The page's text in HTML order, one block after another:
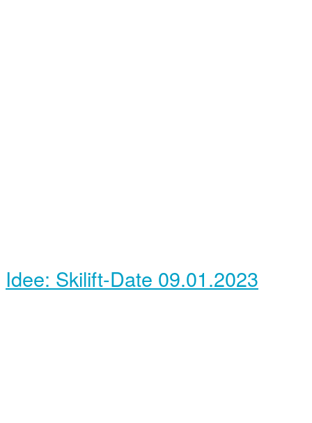
Idee: Skilift-Date 09.01.2023